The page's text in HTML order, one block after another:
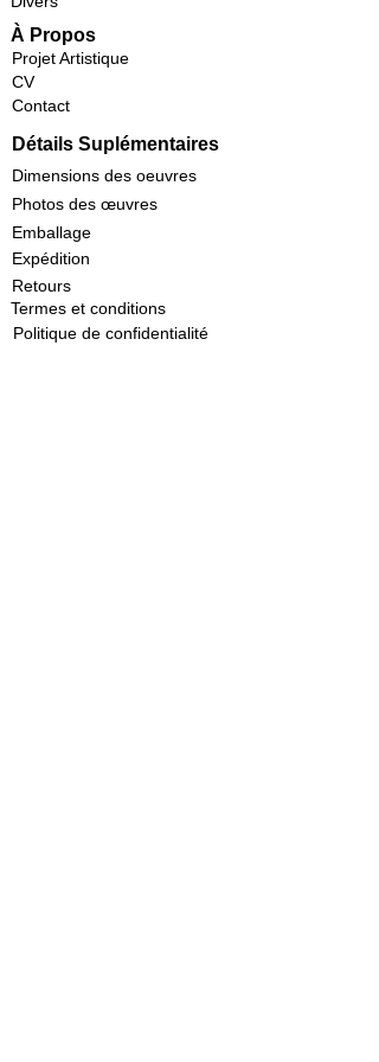
À Propos
Projet Artistique
CV
Contact
Détails Suplémentaires
Dimensions des oeuvres
Photos des œuvres
Emballage
Expédition
Retours
Termes et conditions
Politique de confidentialité